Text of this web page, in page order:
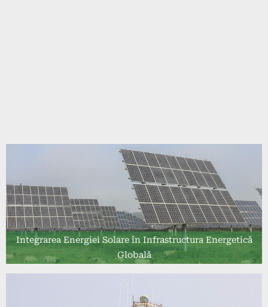
Integrarea Energiei Solare în Infrastructura Energetică
Globală